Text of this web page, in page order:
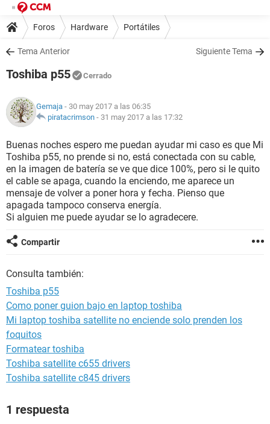
Foros Hardware Portátiles
Tema Anterior Siguiente Tema
Toshiba p55 Cerrado
Gemaja - 30 may 2017 a las 06:35
piratacrimson - 31 may 2017 a las 17:32
Buenas noches espero me puedan ayudar mi caso es que Mi
Toshiba p55, no prende si no, está conectada con su cable,
en la imagen de batería se ve que dice 100%, pero si le quito
el cable se apaga, cuando la enciendo, me aparece un
mensaje de volver a poner hora y fecha. Pienso que
apagada tampoco conserva energía.
Si alguien me puede ayudar se lo agradecere.
Compartir
Consulta también:
Toshiba p55
Como poner guion bajo en laptop toshiba
Mi laptop toshiba satellite no enciende solo prenden los
foquitos
Formatear toshiba
Toshiba satellite c655 drivers
Toshiba satellite c845 drivers
1 respuesta